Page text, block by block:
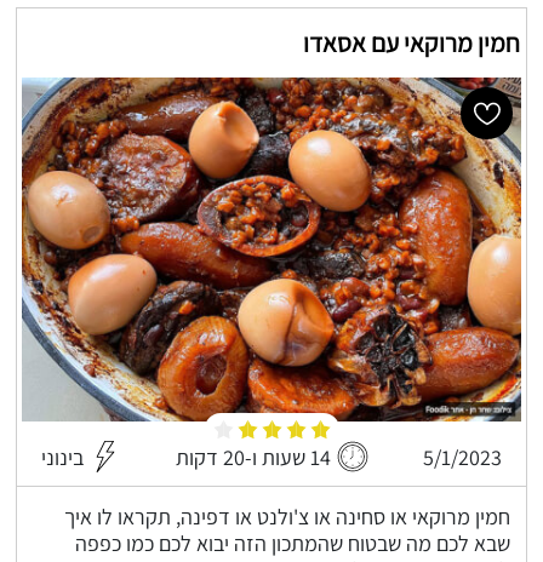
חמין מרוקאי עם אסאדו
5/1/2023 14 שעות ו-20 דקות בינוני
חמין מרוקאי או סחינה או צ'ולנט או דפינה, תקראו לו איך
שבא לכם מה שבטוח שהמתכון הזה יבוא לכם כמו כפפה